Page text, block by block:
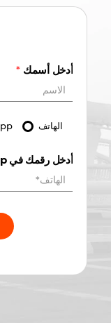
أدخل أسمك *
الهاتف
أدخل رقمك في WhatsApp